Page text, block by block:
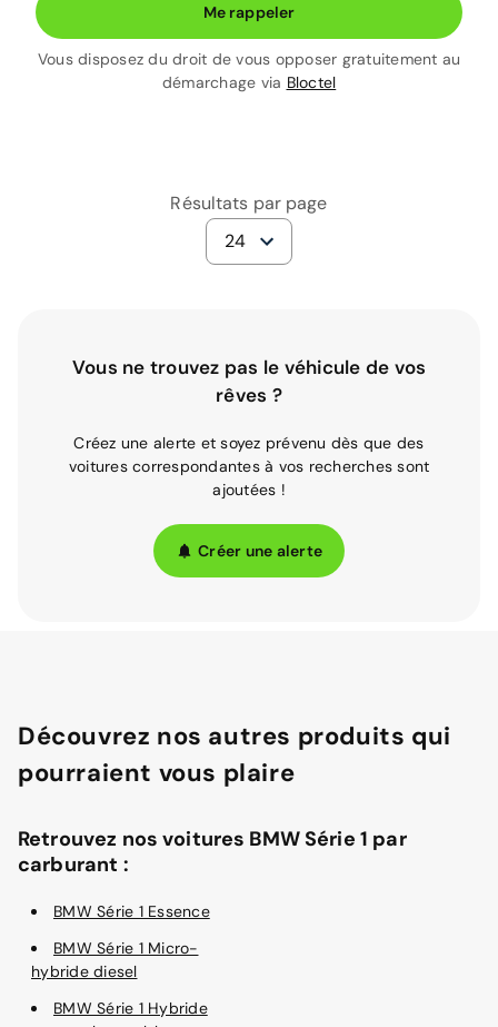
Me rappeler
Vous disposez du droit de vous opposer gratuitement au
démarchage via Bloctel
Résultats par page
24
Vous ne trouvez pas le véhicule de vos
rêves ?
Créez une alerte et soyez prévenu dès que des
voitures correspondantes à vos recherches sont
ajoutées !
Créer une alerte
Découvrez nos autres produits qui
pourraient vous plaire
Retrouvez nos voitures BMW Série 1 par
carburant :
BMW Série 1 Essence
BMW Série 1 Micro-
hybride diesel
BMW Série 1 Hybride